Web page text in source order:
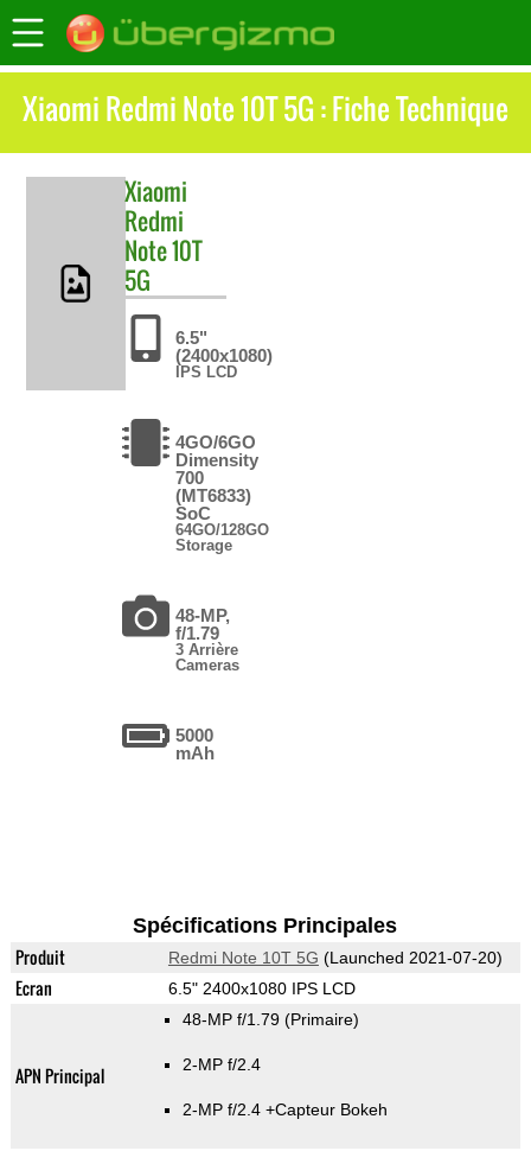
Xiaomi Redmi Note 10T 5G : Fiche Technique
Xiaomi
Redmi
Note 10T
5G
6.5"
(2400x1080)
IPS LCD
4GO/6GO
Dimensity
700
(MT6833)
SoC
64GO/128GO
Storage
48-MP,
f/1.79
3 Arrière
Cameras
5000
mAh
Spécifications Principales
Produit Redmi Note 10T 5G (Launched 2021-07-20)
Ecran 6.5" 2400x1080 IPS LCD
APN Principal
48-MP f/1.79 (Primaire)
2-MP f/2.4
2-MP f/2.4 +Capteur Bokeh